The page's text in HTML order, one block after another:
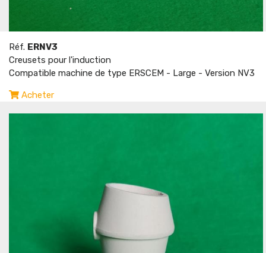
Réf. ERNV3
Creusets pour l'induction
Compatible machine de type ERSCEM - Large - Version NV3
Acheter